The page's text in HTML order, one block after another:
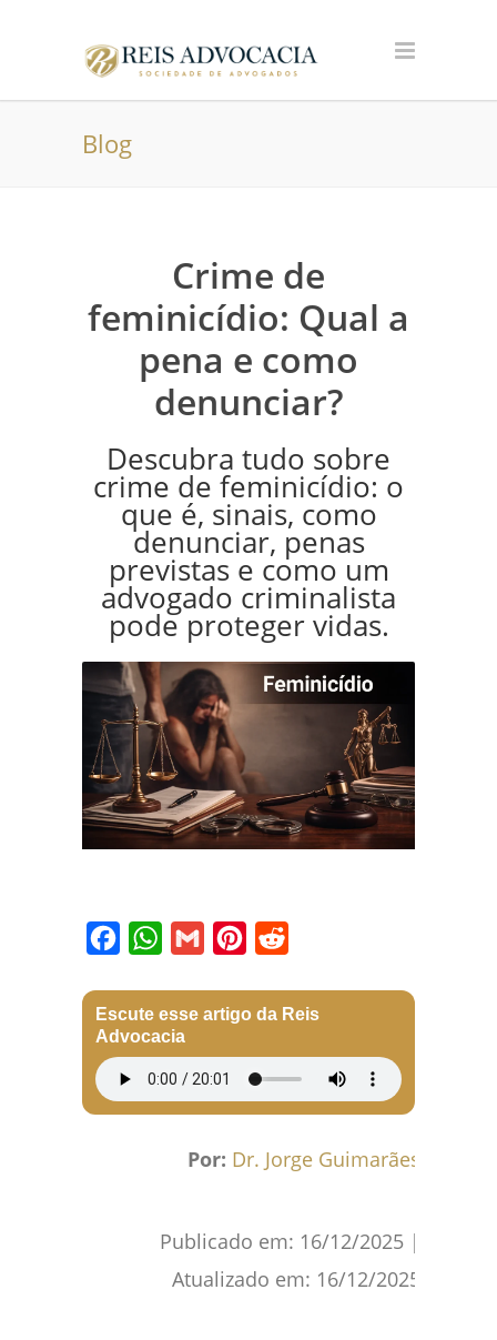
Blog
Crime de
feminicídio: Qual a
pena e como
denunciar?
Descubra tudo sobre
crime de feminicídio: o
que é, sinais, como
denunciar, penas
previstas e como um
advogado criminalista
pode proteger vidas.
Escute esse artigo da Reis
Advocacia
Por: Dr. Jorge Guimarães
Publicado em: 16/12/2025 |
Atualizado em: 16/12/2025